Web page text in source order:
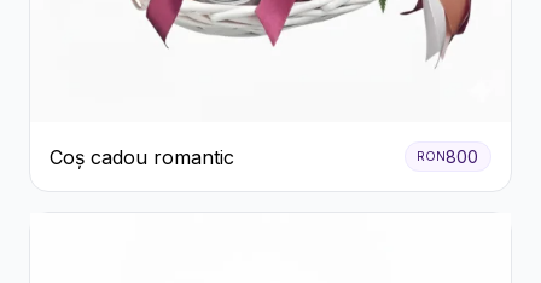
Coș cadou romantic RON800